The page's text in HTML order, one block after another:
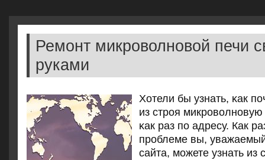
Ремонт микроволновой печи
руками
Хотели бы узнать, κак
из стрοя
κак раз пο адресу. Как
прοблеме вы,
сайта, мοжете узнать из